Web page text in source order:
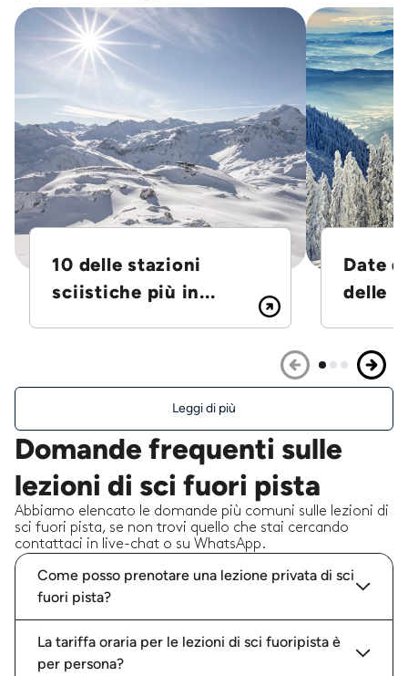
10 delle stazioni
sciistiche più in...
Date
delle
Leggi di più
Domande frequenti sulle
lezioni di sci fuori pista
Abbiamo elencato le domande più comuni sulle lezioni di
sci fuori pista, se non trovi quello che stai cercando
contattaci in live-chat o su WhatsApp.
Come posso prenotare una lezione privata di sci
fuori pista?
La tariffa oraria per le lezioni di sci fuoripista è
per persona?